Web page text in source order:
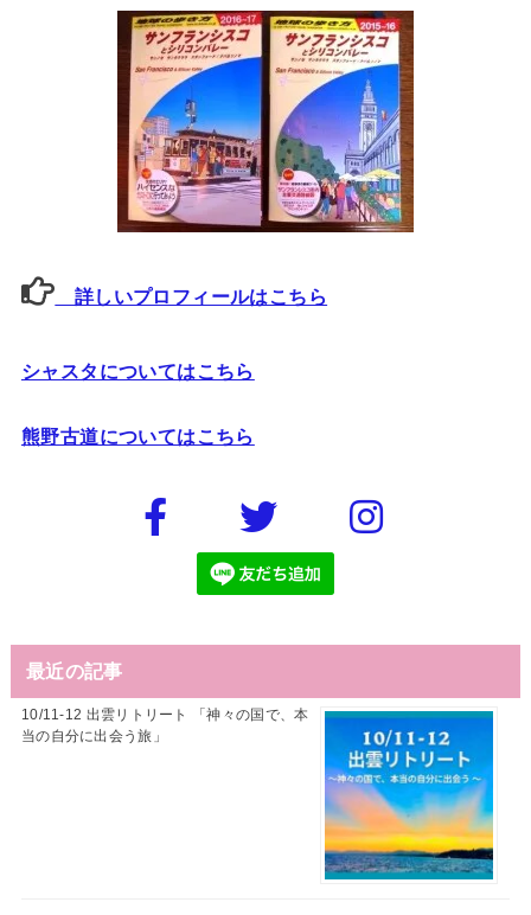
詳しいプロフィールはこちら
シャスタについてはこちら
熊野古道についてはこちら
最近の記事
10/11-12 出雲リトリート 「神々の国で、本
当の自分に出会う旅」